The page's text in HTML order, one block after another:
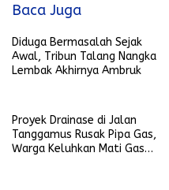
Baca Juga
Diduga Bermasalah Sejak
Awal, Tribun Talang Nangka
Lembak Akhirnya Ambruk
Proyek Drainase di Jalan
Tanggamus Rusak Pipa Gas,
Warga Keluhkan Mati Gas